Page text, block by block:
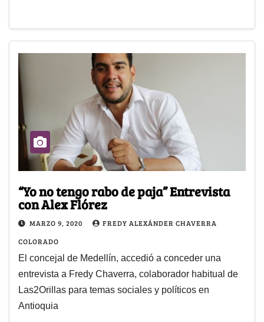
“Yo no tengo rabo de paja” Entrevista
con Alex Flórez
MARZO 9, 2020
FREDY ALEXÁNDER CHAVERRA
COLORADO
El concejal de Medellín, accedió a conceder una
entrevista a Fredy Chaverra, colaborador habitual de
Las2Orillas para temas sociales y políticos en
Antioquia